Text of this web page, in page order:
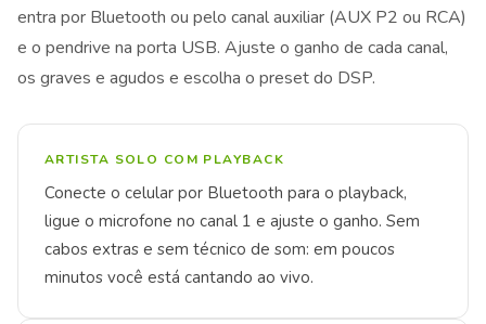
entra por Bluetooth ou pelo canal auxiliar (AUX P2 ou RCA)
e o pendrive na porta USB. Ajuste o ganho de cada canal,
os graves e agudos e escolha o preset do DSP.
ARTISTA SOLO COM PLAYBACK
Conecte o celular por Bluetooth para o playback,
ligue o microfone no canal 1 e ajuste o ganho. Sem
cabos extras e sem técnico de som: em poucos
minutos você está cantando ao vivo.